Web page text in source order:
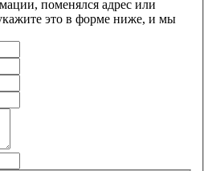
поменялся адрес или
это в форме ниже, и мы